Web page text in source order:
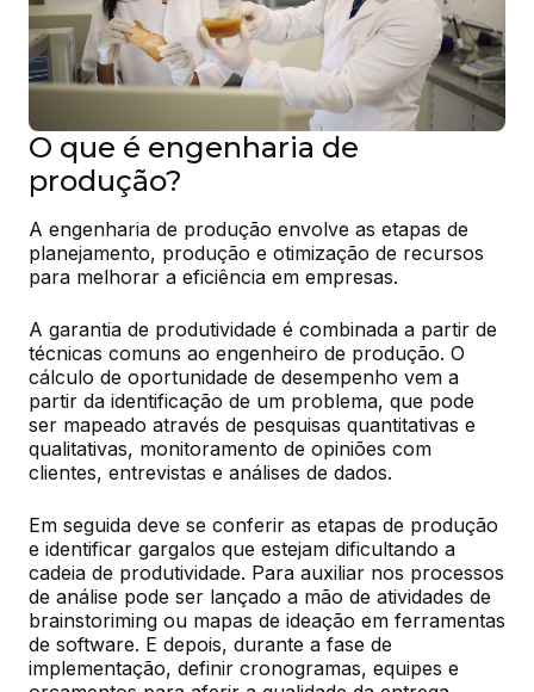
O que é engenharia de
produção?
A engenharia de produção envolve as etapas de
planejamento, produção e otimização de recursos
para melhorar a eficiência em empresas.
A garantia de produtividade é combinada a partir de
técnicas comuns ao engenheiro de produção. O
cálculo de oportunidade de desempenho vem a
partir da identificação de um problema, que pode
ser mapeado através de pesquisas quantitativas e
qualitativas, monitoramento de opiniões com
clientes, entrevistas e análises de dados.
Em seguida deve se conferir as etapas de produção
e identificar gargalos que estejam dificultando a
cadeia de produtividade. Para auxiliar nos processos
de análise pode ser lançado a mão de atividades de
brainstoriming ou mapas de ideação em ferramentas
de software. E depois, durante a fase de
implementação, definir cronogramas, equipes e